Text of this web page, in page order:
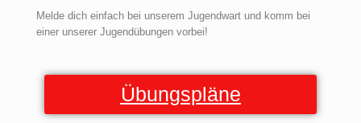
Melde dich einfach bei unserem Jugendwart und komm bei
einer unserer Jugendübungen vorbei!
Übungspläne